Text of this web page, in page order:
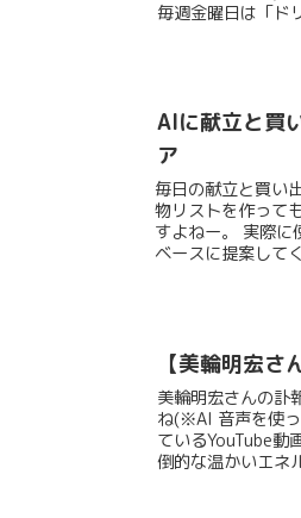
毎週金曜日は「ド
AIに献立と買
ア
毎日の献立と買い
物リストを作って
すよねー。 実際に
ベースに提案して
【美輪明宏
美輪明宏さんの訃
ね(※AI 音声を使
ているYouTube動
倒的な温かいエネ